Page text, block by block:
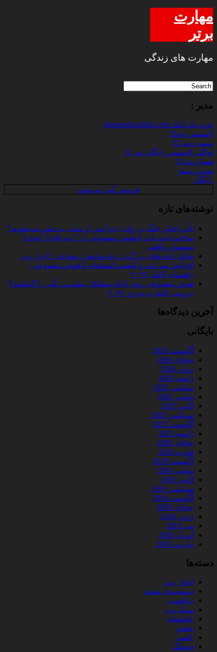
مهارت
برتر
مهارت های زندگی
مدیر :
خرید بک لینک behtarinbacklink.com
لایسنس نود32
پسورد نود 32
اوکلی لایسنس رایگان نود 32
همیار نود 32
بهترین سئو
رایگان
فروش آنتی ویروس
نوشته‌های تازه
تأثیر اخبار جنگ بر روان؛ چرا پس از مدتی بی‌حس می‌شویم؟
ساخت چت‌ بات با هوش مصنوعی در 7 مرحله از ایده تا
محصول واقعی
تحلیل داده‌ های بزرگ در دیتا ساینس: معرفی 5 ابزار برتر
افزایش سرعت و کیفیت استخدام با هوش مصنوعی |
راهنمای کامل ۲۰۲۶
هوش مصنوعی روی کدام مشاغل بیشترین تأثیر را گذاشته؟
بررسی کامل و به‌روز ۲۰۲۶
آخرین دیدگاه‌ها
بایگانی
آگوست 2026
جولای 2026
ژوئن 2026
ژانویه 2026
دسامبر 2025
نوامبر 2025
اکتبر 2025
سپتامبر 2025
آگوست 2025
ژانویه 2021
جولای 2020
فوریه 2020
آگوست 2019
نوامبر 2016
اکتبر 2016
سپتامبر 2016
آگوست 2016
جولای 2016
ژوئن 2016
می 2016
آوریل 2016
مارس 2016
دسته‌ها
اخبار برتر
دسته‌بندی نشده
زناشویی
سبک برتر
عاشقانه
عشق
علمی
فرهنگ